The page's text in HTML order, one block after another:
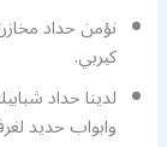
نؤمن حداد
كيربي.
لدينا حداد
وابواب حديد